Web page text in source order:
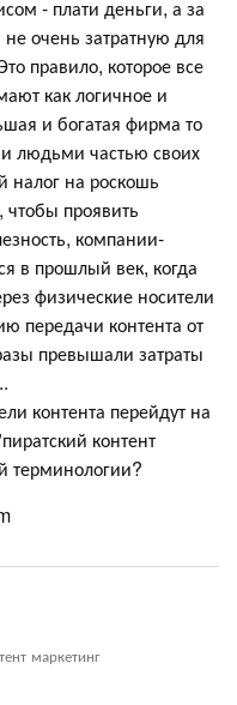
- плати деньги, а за
очень затратную для
правило, которое все
как логичное и
и богатая фирма то
людьми частью своих
налог на роскошь
чтобы проявить
компании-
в прошлый век, когда
физические носители
передачи контента от
превышали затраты
контента перейдут на
контент
терминологии?
маркетинг